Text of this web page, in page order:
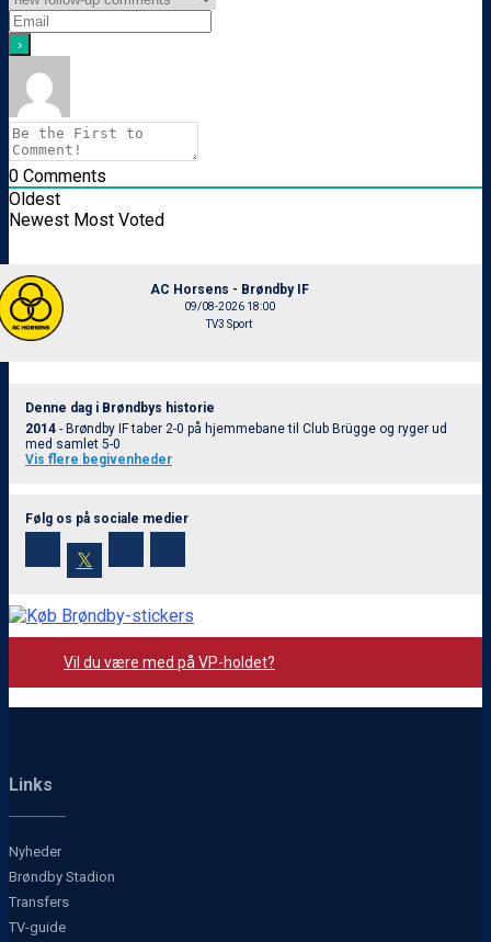
0 Comments
Oldest
Newest Most Voted
AC Horsens - Brøndby IF
09/08-2026 18:00
TV3 Sport
Denne dag i Brøndbys historie
2014 - Brøndby IF taber 2-0 på hjemmebane til Club Brügge og ryger ud
med samlet 5-0
Vis flere begivenheder
Følg os på sociale medier
𝕏
Vil du være med på VP-holdet?
Links
Nyheder
Brøndby Stadion
Transfers
TV-guide